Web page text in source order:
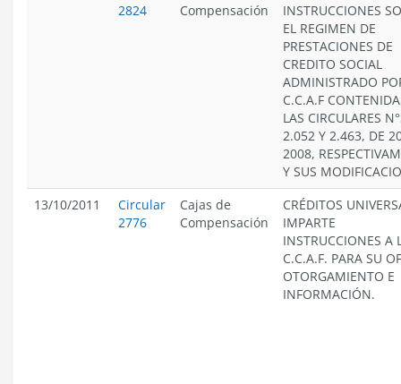
2824
Compensación
INSTRUCCIONES
EL REGIMEN DE
PRESTACIONES DE
CREDITO SOCIAL
ADMINISTRADO
C.C.A.F
LAS CIRCULARES
2.052 Y 2.463, DE
2008,
Y SUS
13/10/2011
Circular
2776
Cajas de
Compensación
CRÉDITOS
IMPARTE
INSTRUCCIONES A
C.C.A.F. PARA SU
OTORGAMIENTO E
INFORMACIÓN.